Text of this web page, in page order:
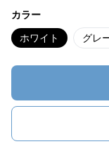
カラー
ホワイト グレ